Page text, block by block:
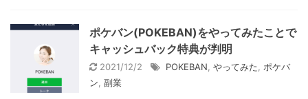
ポケバン(POKEBAN)をやってみたことで
キャッシュバック特典が判明
2021/12/2 POKEBAN やってみた
ポケバ
ン 副業